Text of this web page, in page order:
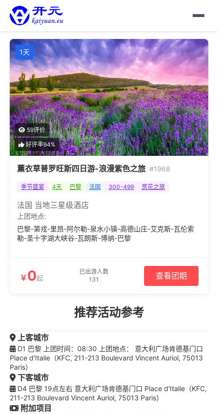
1天
59评价
好评率94%
薰衣草普罗旺斯四日游-浪漫紫色之旅 #1968
季节盛宴 4天 巴黎 法国 300-499 赏花之旅
法国 当地三星级酒店
上团地点:
巴黎-第戎-里昂-阿尔勒-泉水小镇-高德山庄-艾克斯-瓦伦索
勒-圣十字湖大峡谷-瓦朗斯-博纳-巴黎
￥0起
已出游人数
131
查看团期
推荐活动参考
上客城市
D1 巴黎 上团时间：08:30 上团地点： 意大利广场肯德基门口
Place d'Italie（KFC, 211-213 Boulevard Vincent Auriol, 75013
Paris）
下客城市
D4 巴黎 19点左右 意大利广场肯德基门口 Place d'Italie（KFC,
211-213 Boulevard Vincent Auriol, 75013 Paris）
附加项目